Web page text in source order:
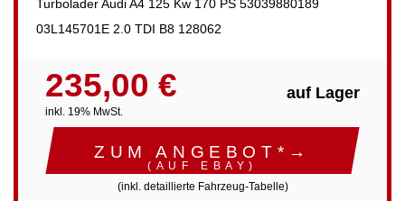
Turbolader Audi A4 125 Kw 170 PS 53039880189
03L145701E 2.0 TDI B8 128062
235,00 €
inkl. 19% MwSt.
auf Lager
ZUM ANGEBOT*→
(AUF EBAY)
(inkl. detaillierte Fahrzeug-Tabelle)